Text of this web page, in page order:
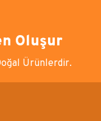
Oluşur
Ürünlerdir.